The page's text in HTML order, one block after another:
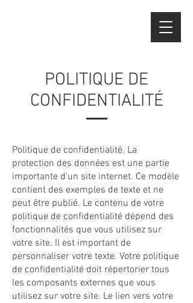
POLITIQUE DE
CONFIDENTIALITÉ
Politique de confidentialité. La
protection des données est une partie
importante d’un site internet. Ce modèle
contient des exemples de texte et ne
peut être publié. Le contenu de votre
politique de confidentialité dépend des
fonctionnalités que vous utilisez sur
votre site. Il est important de
personnaliser votre texte. Votre politique
de confidentialité doit répertorier tous
les composants externes que vous
utilisez sur votre site. Le lien vers votre